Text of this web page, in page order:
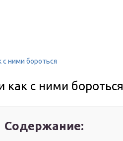
с ними бороться
как с ними бороться
Содержание: